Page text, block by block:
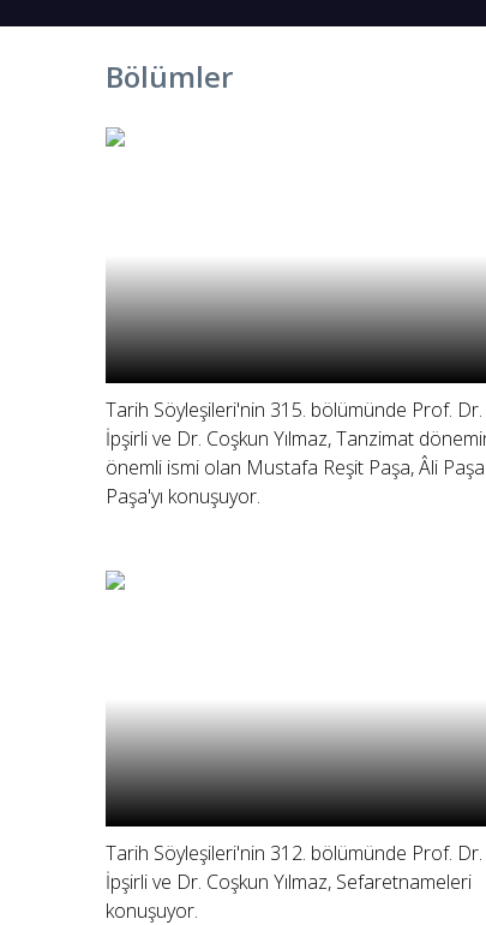
Bölümler
Tarih Söyleşileri'nin 315. bölümünde Prof.
İpşirli ve Dr. Coşkun Yılmaz, Tanzimat
önemli ismi olan Mustafa Reşit Paşa, Âli
Paşa'yı konuşuyor.
Tarih Söyleşileri'nin 312. bölümünde Prof.
İpşirli ve Dr. Coşkun Yılmaz, Sefaretnameleri
konuşuyor.